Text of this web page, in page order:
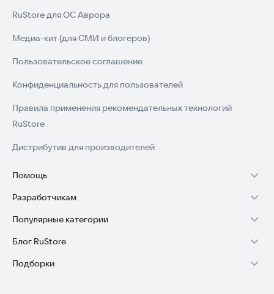
RuStore для ОС Аврора
Медиа-кит (для СМИ и блогеров)
Пользовательское соглашение
Конфиденциальность для пользователей
Правила применения рекомендательных технологий
RuStore
Дистрибутив для производителей
Помощь
Установка RuStore на TV
Установка RuStore на телефон
Установка RuStore в машину
Помощь пользователям RuStore
Разработчикам
Зарабатывать с RuStore
Стать разработчиком
Доступ к RuStore Консоль
Популярные категории
Игры для Android
Приложения банков
Блог RuStore
Обзоры игр для Android 2025
Подборки